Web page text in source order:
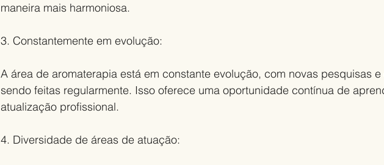
maneira mais harmoniosa.
3. Constantemente em evolução:
A área de aromaterapia está em constante evolução, com novas pesquisas
sendo feitas regularmente. Isso oferece uma oportunidade contínua de
atualização profissional.
4. Diversidade de áreas de atuação: